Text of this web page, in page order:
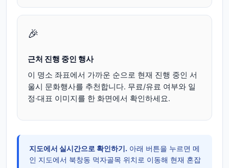
🎉
근처 진행 중인 행사
이 명소 좌표에서 가까운 순으로 현재 진행 중인 서
울시 문화행사를 추천합니다. 무료/유료 여부와 일
정·대표 이미지를 한 화면에서 확인하세요.
지도에서 실시간으로 확인하기. 아래 버튼을 누르면 메
인 지도에서 북창동 먹자골목 위치로 이동해 현재 혼잡